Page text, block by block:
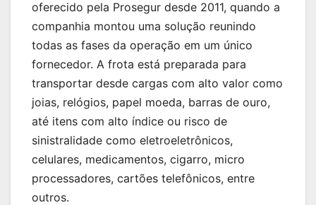
oferecido pela Prosegur desde 2011, quando a
companhia montou uma solução reunindo
todas as fases da operação em um único
fornecedor. A frota está preparada para
transportar desde cargas com alto valor como
joias, relógios, papel moeda, barras de ouro,
até itens com alto índice ou risco de
sinistralidade como eletroeletrônicos,
celulares, medicamentos, cigarro, micro
processadores, cartões telefônicos, entre
outros.